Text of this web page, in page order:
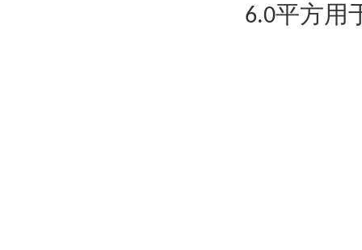
6.0平方用